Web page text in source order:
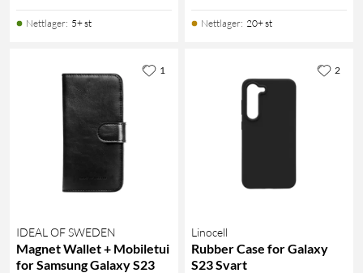
Nettlager: 5+ st Nettlager: 20+ st
IDEAL OF SWEDEN
Magnet Wallet + Mobiletui
for Samsung Galaxy S23
1
Linocell
Rubber Case for Galaxy
S23 Svart
2